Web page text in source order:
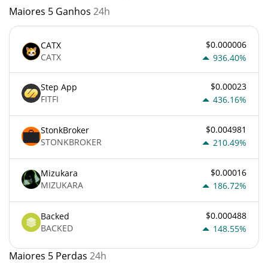
Maiores 5 Ganhos 24h
CATX
CATX
$0.000006
936.40%
Step App
FITFI
$0.00023
436.16%
StonkBroker
STONKBROKER
$0.004981
210.49%
Mizukara
MIZUKARA
$0.00016
186.72%
Backed
BACKED
$0.000488
148.55%
Maiores 5 Perdas 24h